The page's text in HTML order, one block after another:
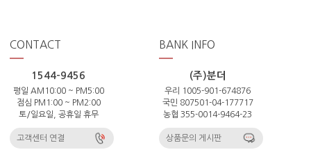
CONTACT
1544-9456
평일 AM10:00 ~ PM5:00
점심 PM1:00 ~ PM2:00
토/일요일, 공휴일 휴무
고객센터 연결
BANK INFO
(주)분더
우리 1005-901-674876
국민 807501-04-177717
농협 355-0014-9464-23
상품문의 게시판